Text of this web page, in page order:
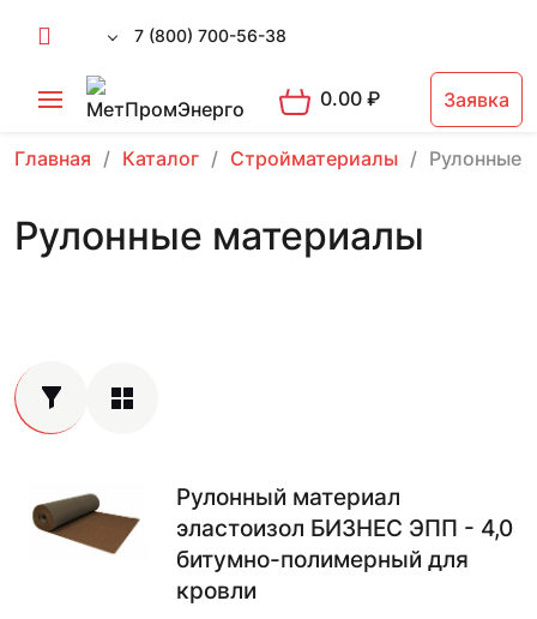
7 (800) 700-56-38
0.00₽ Заявка
Главная Каталог Стройматериалы Рулонные
Рулонные материалы
Рулонный материал
эластоизол БИЗНЕС ЭПП - 4,0
битумно-полимерный для
кровли